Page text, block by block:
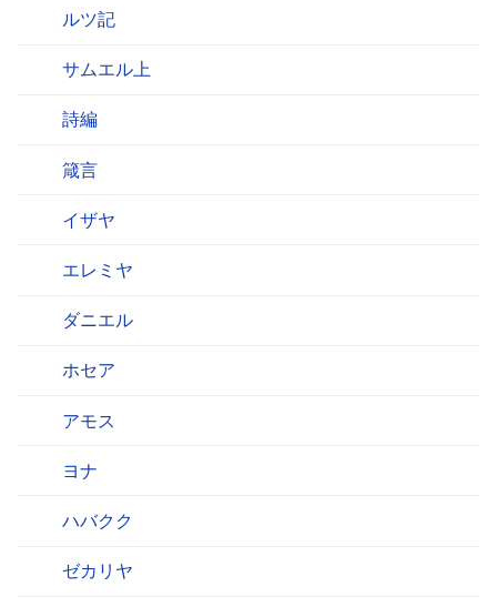
ルツ記
サムエル上
詩編
箴言
イザヤ
エレミヤ
ダニエル
ホセア
アモス
ヨナ
ハバクク
ゼカリヤ